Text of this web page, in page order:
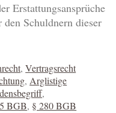
Erstattungsansprüche
Schuldnern dieser
,Vertragsrecht
,Arglistige
,
BGB, § 280 BGB